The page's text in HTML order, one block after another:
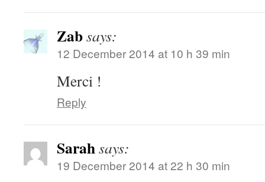
Zabsays:
12 December 2014 at 10 h 39 min
Merci !
Reply
Sarahsays:
19 December 2014 at 22 h 30 min